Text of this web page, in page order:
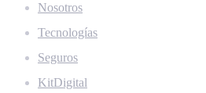
Nosotros
Tecnologías
Seguros
KitDigital